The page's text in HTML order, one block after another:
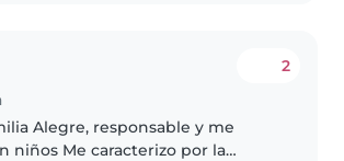
2
Alegre, responsable y me
niños Me caracterizo por la